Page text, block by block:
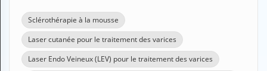
Médicament
Questions médicales
Clinique
Sclérothérapie à la mousse
Laser cutanée pour le traitement des varices
Laser Endo Veineux (LEV) pour le traitement des varices